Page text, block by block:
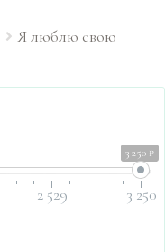
Я люблю свою
3 250 ₽
2 529 3 250